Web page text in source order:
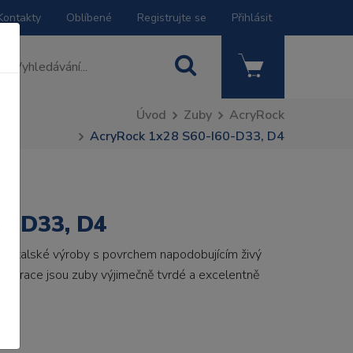
Oblíbené Registrujte se Přihlásit
Úvod Zuby
AcryRock
AcryRock 1x28 S60-I60-D33, D4
D33, D4
italské výroby s povrchem napodobujícím živý
jsou zuby výjimečně tvrdé a excelentně